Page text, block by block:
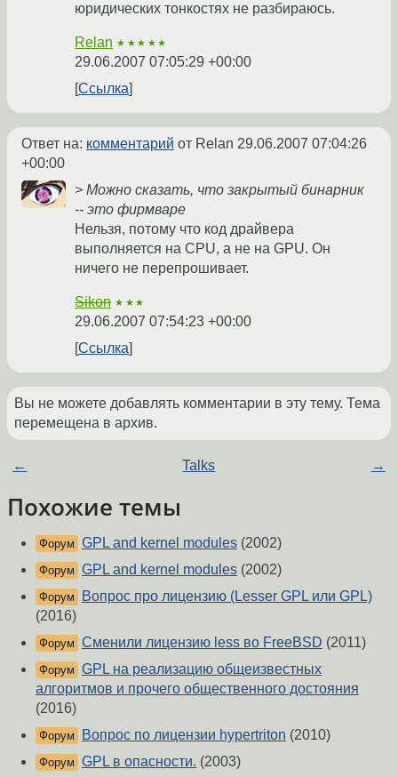
юридических тонкостях не разбираюсь.
Relan ★★★★★
29.06.2007 07:05:29 +00:00
Ссылка
Ответ на: комментарий от Relan 29.06.2007 07:04:26
+00:00
> Можно сказать, что закрытый бинарник
-- это фирмваре
Нельзя, потому что код драйвера
выполняется на CPU, а не на GPU. Он
ничего не перепрошивает.
Sikon ★★★
29.06.2007 07:54:23 +00:00
Ссылка
Вы не можете добавлять комментарии в эту тему. Тема
перемещена в архив.
← Talks →
Похожие темы
Форум GPL and kernel modules (2002)
Форум GPL and kernel modules (2002)
Форум
Вопрос про лицензию (Lesser GPL или GPL)
(2016)
Форум Сменили лицензию less во FreeBSD (2011)
Форум GPL на реализацию общеизвестных
алгоритмов и прочего общественного достояния
(2016)
Форум Вопрос по лицензии hypertriton (2010)
Форум GPL в опасности. (2003)